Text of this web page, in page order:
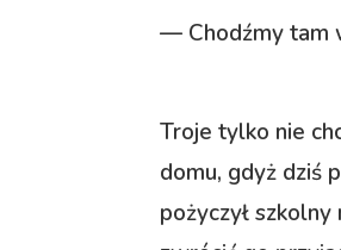
— Chodźmy tam
Troje tylko nie
domu, gdyż dziś
pożyczył